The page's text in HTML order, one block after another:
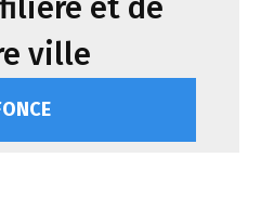
et de
ville